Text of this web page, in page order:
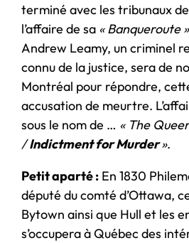
terminé avec les tribunaux
l’affaire de sa « Banqueroute »
Andrew Leamy, un criminel
connu de la justice, sera de
Montréal pour répondre,
accusation de meurtre.
sous le nom de … « The
/Indictment for Murder».
Petit aparté : En 1830
député du comté d’Ottawa,
Bytown ainsi que Hull et les
s’occupera à Québec des